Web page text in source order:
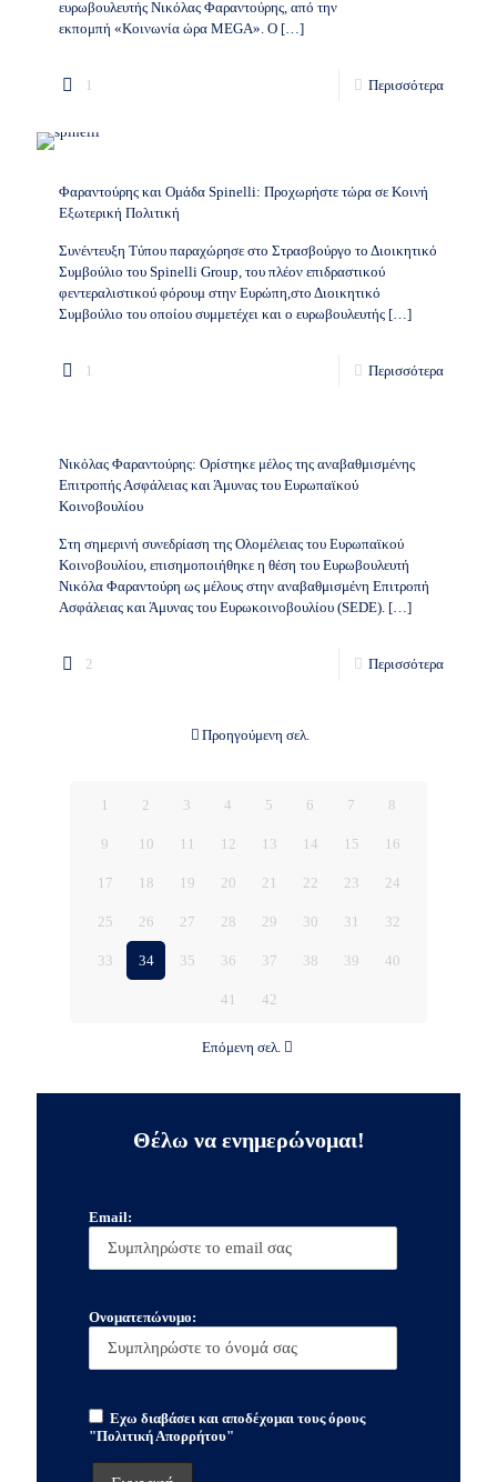
ευρωβουλευτής Νικόλας Φαραντούρης, από την
εκπομπή «Κοινωνία ώρα MEGA». Ο […]
1 Περισσότερα
Φαραντούρης και Ομάδα Spinelli: Προχωρήστε τώρα σε Κοινή
Εξωτερική Πολιτική
Συνέντευξη Τύπου παραχώρησε στo Στρασβούργο το Διοικητικό
Συμβούλιο του Spinelli Group, του πλέον επιδραστικού
φεντεραλιστικού φόρουμ στην Ευρώπη,στο Διοικητικό
Συμβούλιο του οποίου συμμετέχει και ο ευρωβουλευτής […]
1 Περισσότερα
Νικόλας Φαραντούρης: Ορίστηκε μέλος της αναβαθμισμένης
Επιτροπής Ασφάλειας και Άμυνας του Ευρωπαϊκού
Κοινοβουλίου
Στη σημερινή συνεδρίαση της Ολομέλειας του Ευρωπαϊκού
Κοινοβουλίου, επισημοποιήθηκε η θέση του Ευρωβουλευτή
Νικόλα Φαραντούρη ως μέλους στην αναβαθμισμένη Επιτροπή
Ασφάλειας και Άμυνας του Ευρωκοινοβουλίου (SEDE). […]
2 Περισσότερα
Προηγούμενη σελ.
1 2 3 4 5 6 7 8
9 10 11 12 13 14 15 16
17 18 19 20 21 22 23 24
25 26 27 28 29 30 31 32
33 34 35 36 37 38 39 40
41 42
Επόμενη σελ.
Θέλω να ενημερώνομαι!
Email:
Ονοματεπώνυμο:
Εχω διαβάσει και αποδέχομαι τους όρους
"Πολιτική Απορρήτου"